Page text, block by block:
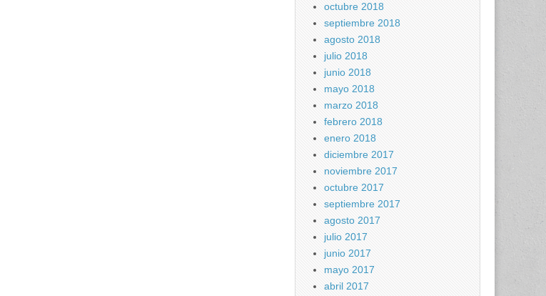
octubre 2018
septiembre 2018
agosto 2018
julio 2018
junio 2018
mayo 2018
marzo 2018
febrero 2018
enero 2018
diciembre 2017
noviembre 2017
octubre 2017
septiembre 2017
agosto 2017
julio 2017
junio 2017
mayo 2017
abril 2017